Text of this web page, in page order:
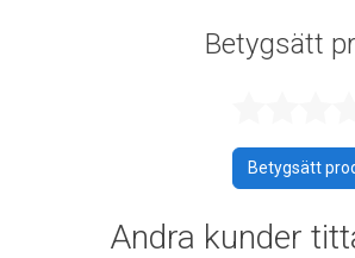
Betygsätt
Betygsätt
Andra kunder